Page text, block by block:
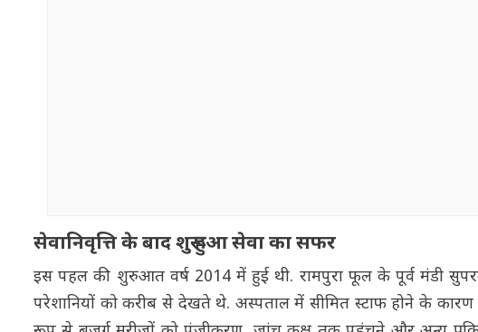
सेवानिवृत्ति के बाद शुरू हुआ सेवा का सफर
इस पहल की शुरुआत वर्ष 2014 में हुई थी. रामपुरा फूल के पूर्व मंडी
परेशानियों को करीब से देखते थे. अस्पताल में सीमित स्टाफ होने के